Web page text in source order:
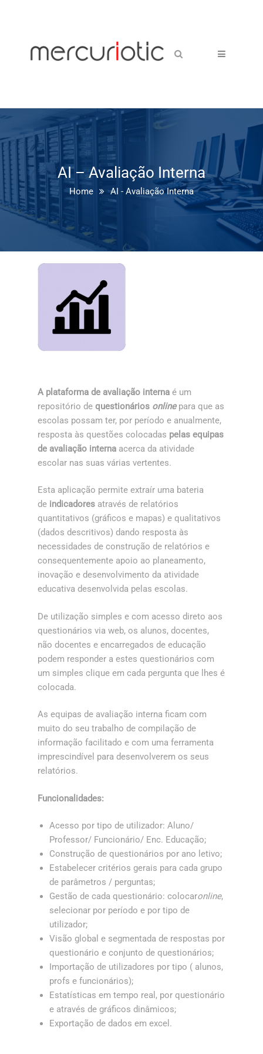
AI – Avaliação Interna
Home AI - Avaliação Interna
A plataforma de avaliação interna é um
repositório de questionários online para que as
escolas possam ter, por período e anualmente,
resposta às questões colocadas pelas equipas
de avaliação interna acerca da atividade
escolar nas suas várias vertentes.
Esta aplicação permite extraír uma bateria
de indicadores através de relatórios
quantitativos (gráficos e mapas) e qualitativos
(dados descritivos) dando resposta às
necessidades de construção de relatórios e
consequentemente apoio ao planeamento,
inovação e desenvolvimento da atividade
educativa desenvolvida pelas escolas.
De utilização simples e com acesso direto aos
questionários via web, os alunos, docentes,
não docentes e encarregados de educação
podem responder a estes questionários com
um simples clique em cada pergunta que lhes é
colocada.
As equipas de avaliação interna ficam com
muito do seu trabalho de compilação de
informação facilitado e com uma ferramenta
imprescindível para desenvolverem os seus
relatórios.
Funcionalidades:
Acesso por tipo de utilizador: Aluno/
Professor/ Funcionário/ Enc. Educação;
Construção de questionários por ano letivo;
Estabelecer critérios gerais para cada grupo
de parâmetros / perguntas;
Gestão de cada questionário: colocaronline,
selecionar por período e por tipo de
utilizador;
Visão global e segmentada de respostas por
questionário e conjunto de questionários;
Importação de utilizadores por tipo ( alunos,
profs e funcionários);
Estatísticas em tempo real, por questionário
e através de gráficos dinâmicos;
Exportação de dados em excel.